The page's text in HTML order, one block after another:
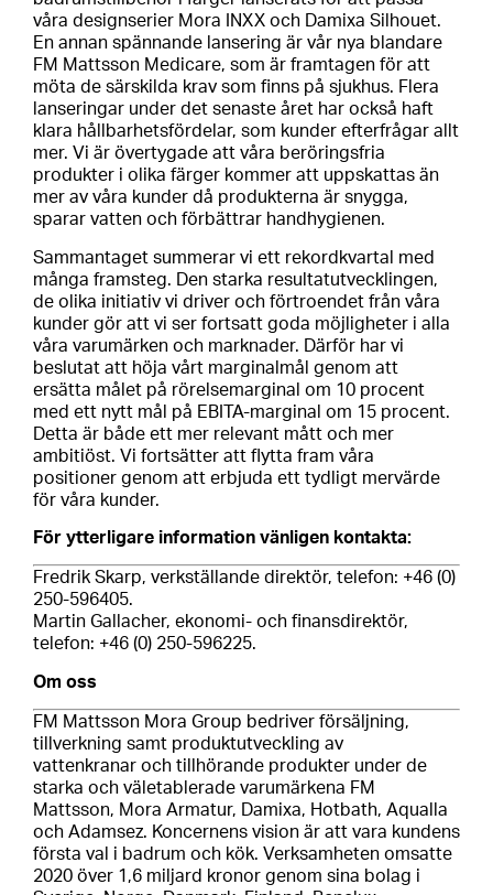
våra designserier Mora INXX och Damixa Silhouet.
En annan spännande lansering är vår nya blandare
FM Mattsson Medicare, som är framtagen för att
möta de särskilda krav som finns på sjukhus. Flera
lanseringar under det senaste året har också haft
klara hållbarhetsfördelar, som kunder efterfrågar allt
mer. Vi är övertygade att våra beröringsfria
produkter i olika färger kommer att uppskattas än
mer av våra kunder då produkterna är snygga,
sparar vatten och förbättrar handhygienen.
Sammantaget summerar vi ett rekordkvartal med
många framsteg. Den starka resultatutvecklingen,
de olika initiativ vi driver och förtroendet från våra
kunder gör att vi ser fortsatt goda möjligheter i alla
våra varumärken och marknader. Därför har vi
beslutat att höja vårt marginalmål genom att
ersätta målet på rörelsemarginal om 10 procent
med ett nytt mål på EBITA-marginal om 15 procent.
Detta är både ett mer relevant mått och mer
ambitiöst. Vi fortsätter att flytta fram våra
positioner genom att erbjuda ett tydligt mervärde
för våra kunder.
För ytterligare information vänligen kontakta:
Fredrik Skarp, verkställande direktör, telefon: +46 (0)
250-596405.
Martin Gallacher, ekonomi- och finansdirektör,
telefon: +46 (0) 250-596225.
Om oss
FM Mattsson Mora Group bedriver försäljning,
tillverkning samt produktutveckling av
vattenkranar och tillhörande produkter under de
starka och väletablerade varumärkena FM
Mattsson, Mora Armatur, Damixa, Hotbath, Aqualla
och Adamsez. Koncernens vision är att vara kundens
första val i badrum och kök. Verksamheten omsatte
2020 över 1,6 miljard kronor genom sina bolag i